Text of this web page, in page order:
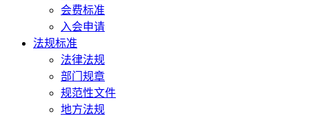
会费标准
入会申请
法规标准
法律法规
部门规章
规范性文件
地方法规